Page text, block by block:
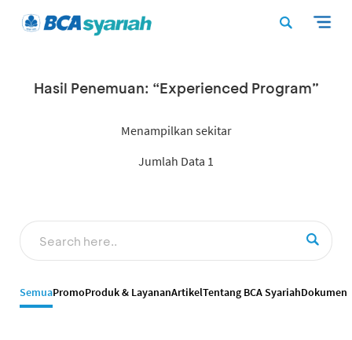
Hasil Penemuan: “Experienced Program”
Menampilkan sekitar
Jumlah Data 1
SemuaPromoProduk & LayananArtikelTentang BCA SyariahDokumen